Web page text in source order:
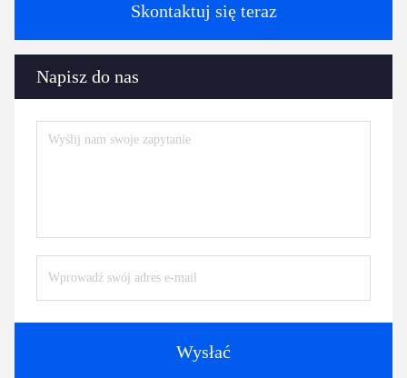
Skontaktuj się teraz
Napisz do nas
Wysłać